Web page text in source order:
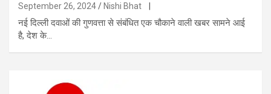
September 26, 2024 Nishi Bhat
नई दिल्ली दवाओं की गुणवत्ता से संबंधित एक चौकाने वाली खबर सामने आई
है, देश के…